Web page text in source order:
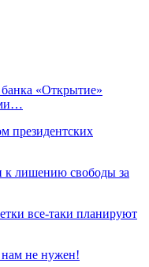
«Открытие»
президентских
к лишению свободы за
все-таки планируют
нам не нужен!